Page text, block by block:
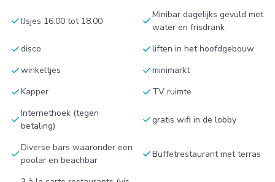
checkIJsjes 16.00 tot 18.00 checkMinibar dagelijks gevuld met
water en frisdrank
checkdisco checkliften in het hoofdgebouw
checkwinkeltjes checkminimarkt
checkKapper check TV ruimte
checkInternethoek (tegen
betaling)
checkgratis wifi in de lobby
checkDiverse bars waaronder een
poolar en beachbar
checkBuffetrestaurant met terras